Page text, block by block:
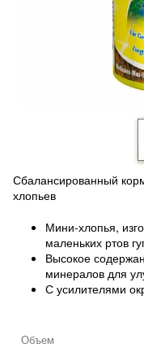
Сбалансированный
хлопьев
Мини-хлопья,
маленьких ртов
Высокое
минералов для
С усилителями
Объем